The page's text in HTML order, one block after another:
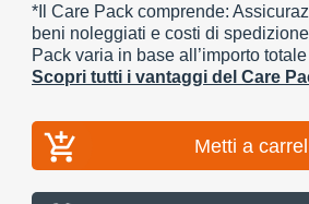
*Il Care Pack comprende:
beni noleggiati e costi di
Pack varia in base all’importo
Scopri tutti i vantaggi del Care
Metti a